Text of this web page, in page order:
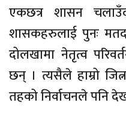
एकछत्र शासन
शासकहरुलाई पुनः
दोलखामा नेतृत्व
छन् । त्यसैले हाम्रो
तहको निर्वाचनले पनि